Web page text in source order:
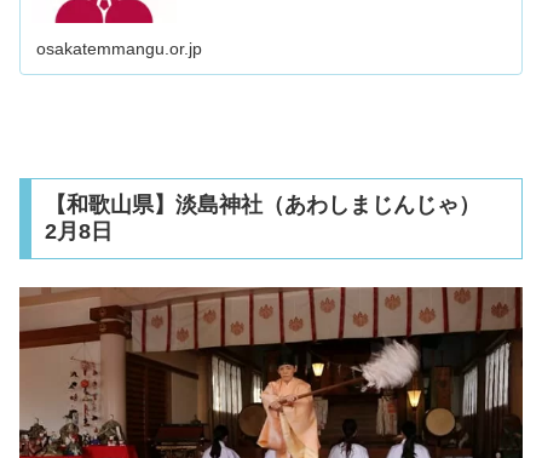
osakatemmangu.or.jp
【和歌山県】淡島神社（あわしまじんじゃ）
2月8日